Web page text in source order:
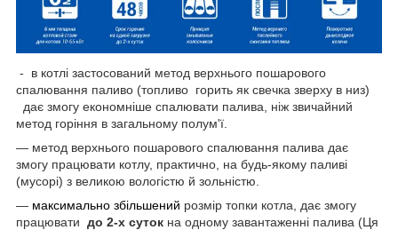
- в котлі застосований метод верхнього пошарового
спалювання паливо (топливо горить як свечка зверху в низ)
дає змогу економніше спалювати палива, ніж звичайний
метод горіння в загальному полум'ї.
— метод верхнього пошарового спалювання палива дає
змогу працювати котлу, практично, на будь-якому паливі
(мусорі) з великою вологістю й зольністю.
― максимально збільшений розмір топки котла, дає змогу
працювати до 2-х суток на одному завантаженні палива (Ця